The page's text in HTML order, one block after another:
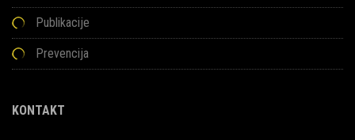
Publikacije
Prevencija
KONTAKT